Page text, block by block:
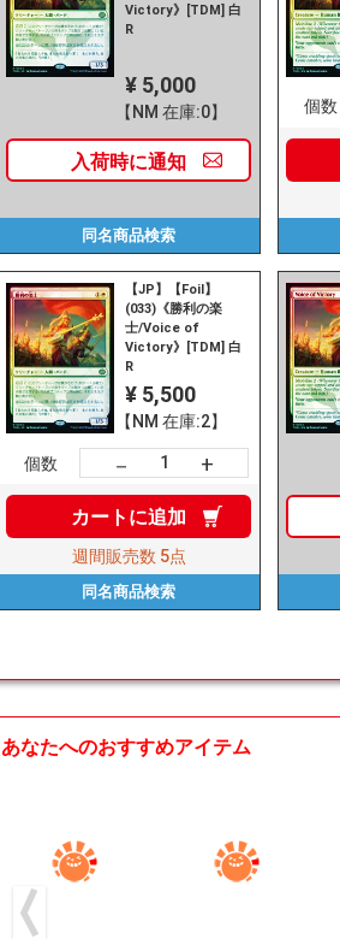
Victory》[TDM] 白
R
¥ 5,000
【NM 在庫:0】
入荷時に通知
同名商品検索
個数
【JP】【Foil】
(033)《勝利の楽
士/Voice of
Victory》[TDM] 白
R
¥ 5,500
【NM 在庫:2】
個数 － +
カートに追加
週間販売数 5点
同名商品検索
あなたへのおすすめアイテム